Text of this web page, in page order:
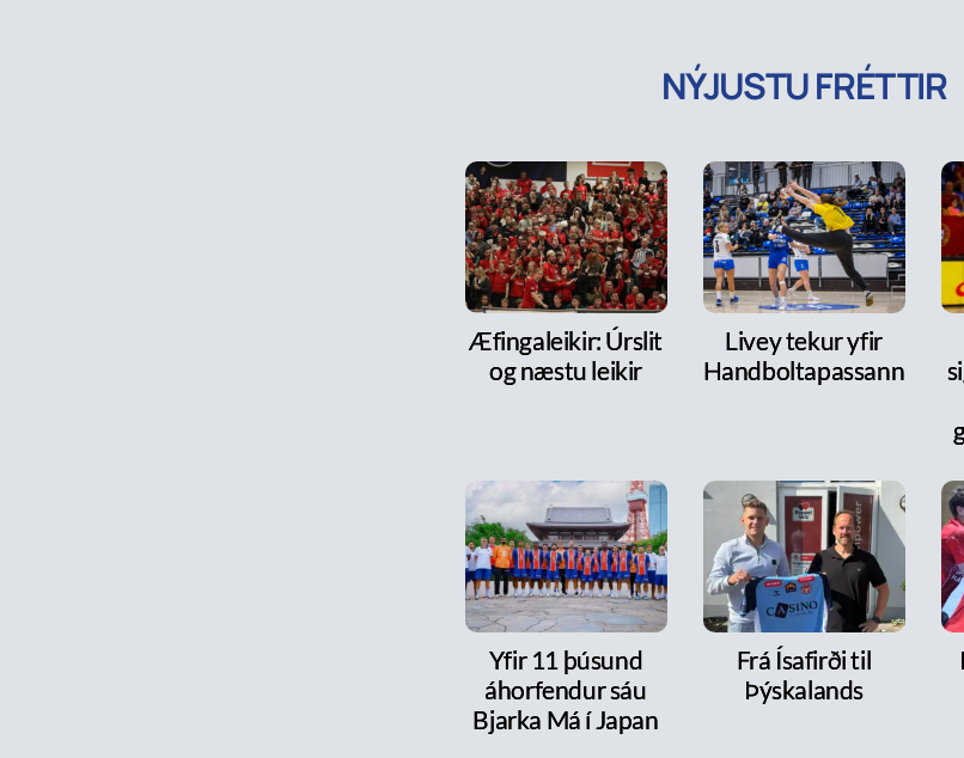
NÝJUSTU FRÉTTIR
Æfingaleikir: Úrslit
og næstu leikir
Livey tekur yfir
Handboltapassann
Yfir 11 þúsund
áhorfendur sáu
Bjarka Má í Japan
Frá Ísafirði til
Þýskalands